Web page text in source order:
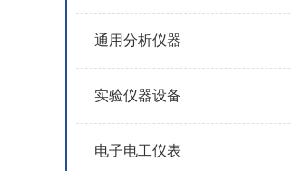
通用分析仪器
实验仪器设备
电子电工仪表